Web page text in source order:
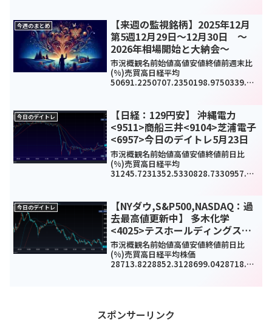
72654.022665.34-24.21(-0.9%)...
今週のまとめ
【来週の監視銘柄】2025年12月
第5週12月29日～12月30日 ～
2026年相場開始と大納会～
市況概観名前始値高値安値終値前週末比
(%)売買高日経平均
50691.2250707.2350198.9750339.48
31.893408.973408.97-14.09(-0...
今日のデイトレ
【日経：129円安】 沖縄電力
<9511>商船三井<9104>芝浦電子
<6957>今日のデイトレ5月23日
市況概観名前始値高値安値終値前日比
(%)売買高日経平均
31245.7231352.5330828.7330957.77
9-14.41(-0.66...
今日のデイトレ
【NYダウ,S&P500,NASDAQ：過
去最高値更新中】 多木化学
<4025>テスホールディングス
<5074>タマホーム<1419>今日の
デイトレ7月13日
市況概観名前始値高値安値終値前日比
(%)売買高日経平均株価
28713.8228852.3128699.0428718.24
スポンサーリンク